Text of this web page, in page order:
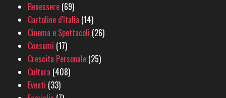
Benessere (69)
Cartoline d'Italia (14)
Cinema e Spettacoli (26)
Consumi (17)
Crescita Personale (25)
Cultura (408)
Eventi (33)